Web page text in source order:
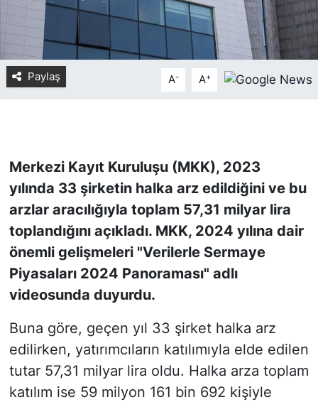
Paylaş A- A+
Merkezi Kayıt Kuruluşu (MKK), 2023
yılında 33 şirketin halka arz edildiğini ve bu
arzlar aracılığıyla toplam 57,31 milyar lira
toplandığını açıkladı. MKK, 2024 yılına dair
önemli gelişmeleri "Verilerle Sermaye
Piyasaları 2024 Panoraması" adlı
videosunda duyurdu.
Buna göre, geçen yıl 33 şirket halka arz
edilirken, yatırımcıların katılımıyla elde edilen
tutar 57,31 milyar lira oldu. Halka arza toplam
katılım ise 59 milyon 161 bin 692 kişiyle
Amerika Fuarları
FUAR RAPORU
FESTİVAL HABERLERİ
KONGRE TAKVİMİ
RÖPORTAJLAR
BİYOGRAFİLER